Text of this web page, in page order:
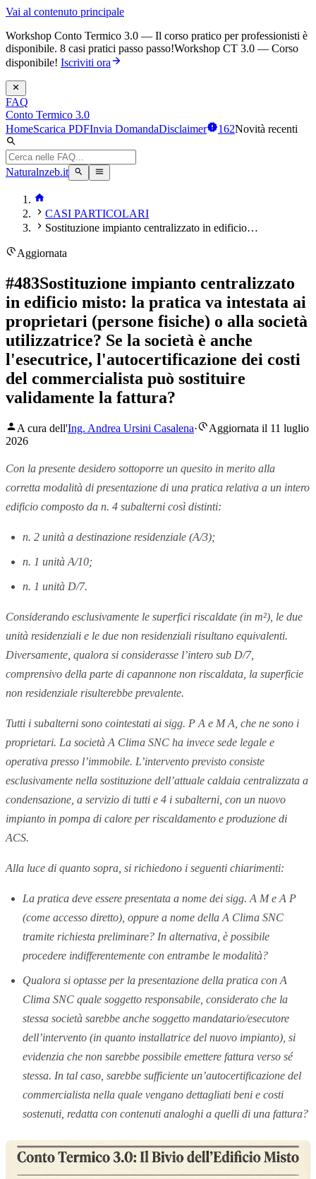
Vai al contenuto principale
Workshop Conto Termico 3.0 — Il corso pratico per professionisti è
disponibile. 8 casi pratici passo passo!Workshop CT 3.0 — Corso
disponibile! Iscriviti ora
FAQ
Conto Termico 3.0
HomeScarica PDFInvia DomandaDisclaimer 162Novità recenti
Naturalnzeb.it
CASI PARTICOLARI
Sostituzione impianto centralizzato in edificio…
Aggiornata
#483Sostituzione impianto centralizzato
in edificio misto: la pratica va intestata ai
proprietari (persone fisiche) o alla società
utilizzatrice? Se la società è anche
l'esecutrice, l'autocertificazione dei costi
del commercialista può sostituire
validamente la fattura?
A cura dell'Ing. Andrea Ursini Casalena·
Aggiornata il 11 luglio
2026
Con la presente desidero sottoporre un quesito in merito alla
corretta modalità di presentazione di una pratica relativa a un intero
edificio composto da n. 4 subalterni così distinti:
n. 2 unità a destinazione residenziale (A/3);
n. 1 unità A/10;
n. 1 unità D/7.
Considerando esclusivamente le superfici riscaldate (in m²), le due
unità residenziali e le due non residenziali risultano equivalenti.
Diversamente, qualora si considerasse l’intero sub D/7,
comprensivo della parte di capannone non riscaldata, la superficie
non residenziale risulterebbe prevalente.
Tutti i subalterni sono cointestati ai sigg. P A e M A, che ne sono i
proprietari. La società A Clima SNC ha invece sede legale e
operativa presso l’immobile. L’intervento previsto consiste
esclusivamente nella sostituzione dell’attuale caldaia centralizzata a
condensazione, a servizio di tutti e 4 i subalterni, con un nuovo
impianto in pompa di calore per riscaldamento e produzione di
ACS.
Alla luce di quanto sopra, si richiedono i seguenti chiarimenti:
La pratica deve essere presentata a nome dei sigg. A M e A P
(come accesso diretto), oppure a nome della A Clima SNC
tramite richiesta preliminare? In alternativa, è possibile
procedere indifferentemente con entrambe le modalità?
Qualora si optasse per la presentazione della pratica con A
Clima SNC quale soggetto responsabile, considerato che la
stessa società sarebbe anche soggetto mandatario/esecutore
dell’intervento (in quanto installatrice del nuovo impianto), si
evidenzia che non sarebbe possibile emettere fattura verso sé
stessa. In tal caso, sarebbe sufficiente un’autocertificazione del
commercialista nella quale vengano dettagliati beni e costi
sostenuti, redatta con contenuti analoghi a quelli di una fattura?